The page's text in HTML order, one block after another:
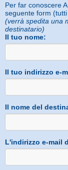
Per far conoscere
seguente form
(verrà spedita una
destinatario)
Il tuo nome:
Il tuo indirizzo e-
Il nome del
L'indirizzo e-mail